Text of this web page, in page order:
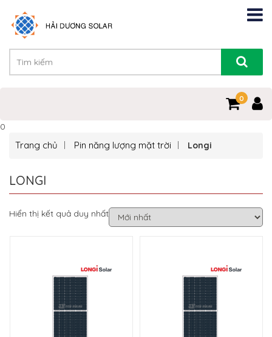
0
0
Trang chủ Pin năng lượng mặt trời Longi
LONGI
Hiển thị kết quả duy nhất